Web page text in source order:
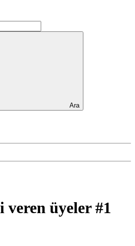
Ara
veren üyeler #1